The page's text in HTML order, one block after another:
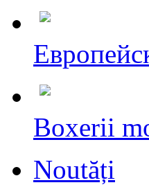
Boxerii
Noutăți